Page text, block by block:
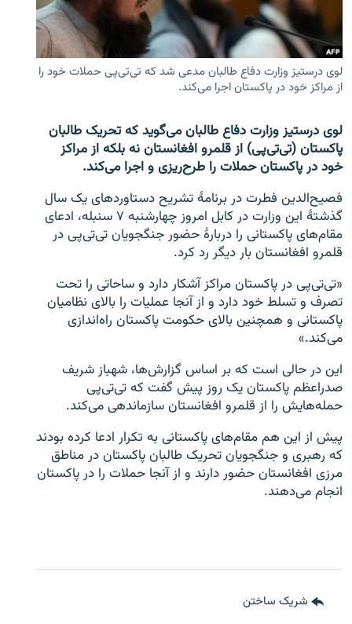
تماس
صفحه پشتو
Azadi English
به ما بپیوندید
همۀ سایت‌های رادیو آزادی/ رادیو اروپای آزاد
لوی درستیز وزارت دفاع طالبان مدعی شد که تی‌تی‌پی حملات خود را
از مراکز خود در پاکستان اجرا می‌کند.
لوی درستیز وزارت دفاع طالبان می‌گوید که تحریک طالبان
پاکستان (تی‌تی‌پی) از قلمرو افغانستان نه بلکه از مراکز
خود در پاکستان حملات را طرح‌ریزی و اجرا می‌کند.
فصیح‌الدین فطرت در برنامۀ تشریح دستاوردهای یک سال
گذشتۀ این وزارت در کابل امروز چهارشنبه ۷ سنبله، ادعای
مقام‌های پاکستانی را دربارۀ حضور جنگجویان تی‌تی‌پی در
قلمرو افغانستان بار دیگر رد کرد.
«تی‌تی‌پی در پاکستان مراکز آشکار دارد و ساحاتی را تحت
تصرف و تسلط خود دارد و از آنجا عملیات را بالای نظامیان
پاکستانی و همچنین بالای حکومت پاکستان راه‌اندازی
می‌کند.»
این در حالی است که بر اساس گزارش‌ها، شهباز شریف
صدراعظم پاکستان یک روز پیش گفت که تی‌تی‌پی
حمله‌هایش را از قلمرو افغانستان سازماندهی می‌کند.
پیش از این هم مقام‌های پاکستانی به تکرار ادعا کرده بودند
که رهبری و جنگجویان تحریک طالبان پاکستان در مناطق
مرزی افغانستان حضور دارند و از آنجا حملات را در پاکستان
انجام می‌دهند.
شریک ساختن